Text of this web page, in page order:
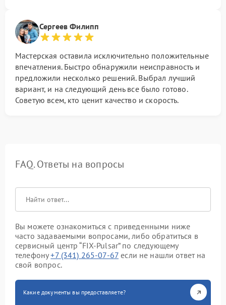
Сергеев Филипп
Мастерская оставила исключительно положительные
впечатления. Быстро обнаружили неисправность и
предложили несколько решений. Выбрал лучший
вариант, и на следующий день все было готово.
Советую всем, кто ценит качество и скорость.
FAQ. Ответы на вопросы
Вы можете ознакомиться с приведенными ниже
часто задаваемыми вопросами, либо обратиться в
сервисный центр “FIX-Pulsar” по следующему
телефону+7 (341) 265-07-67 если не нашли ответ на
свой вопрос.
Какие документы вы предоставляете?